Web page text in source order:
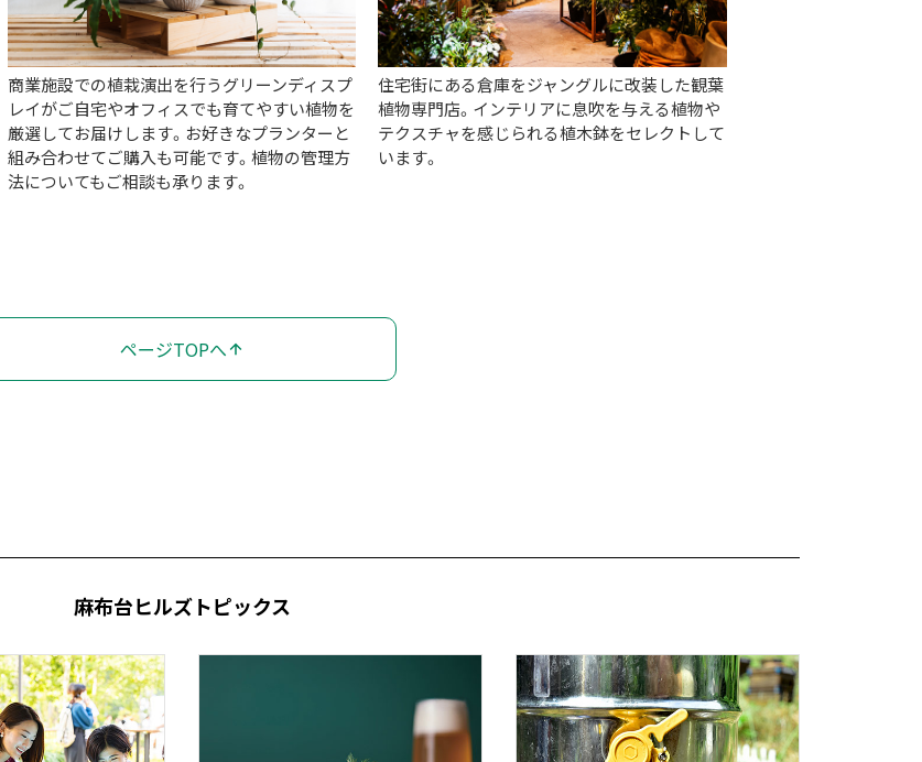
商業施設での植栽演出を行うグリーンディスプ
レイがご自宅やオフィスでも育てやすい植物を
厳選してお届けします。お好きなプランターと
組み合わせてご購入も可能です。植物の管理方
法についてもご相談も承ります。
住宅街にある倉庫をジャングルに改装した観葉
植物専門店。インテリアに息吹を与える植物や
テクスチャを感じられる植木鉢をセレクトして
います。
ページTOPへ
麻布台ヒルズトピックス